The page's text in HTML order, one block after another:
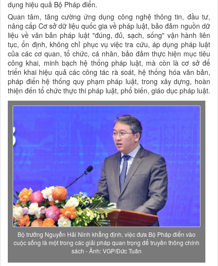
dụng hiệu quả Bộ Pháp điển.
Quan tâm, tăng cường ứng dụng công nghệ thông tin, đầu tư,
nâng cấp Cơ sở dữ liệu quốc gia về pháp luật, bảo đảm nguồn dữ
liệu về văn bản pháp luật "đúng, đủ, sạch, sống" vận hành liên
tục, ổn định, không chỉ phục vụ việc tra cứu, áp dụng pháp luật
của các cơ quan, tổ chức, cá nhân, bảo đảm thực hiện mục tiêu
công khai, minh bạch hệ thống pháp luật, mà còn là cơ sở để
triển khai hiệu quả các công tác rà soát, hệ thống hóa văn bản,
pháp điển hệ thống quy phạm pháp luật, trong xây dựng, hoàn
thiện đến tổ chức thực thi pháp luật, phổ biến, giáo dục pháp luật.
Bộ trưởng Nguyễn Hải Ninh khẳng định, việc đưa Bộ Pháp điển vào
cuộc sống là một trong các giải pháp quan trọng để truyền thông chính
sách - Ảnh: VGP/Đức Tuân